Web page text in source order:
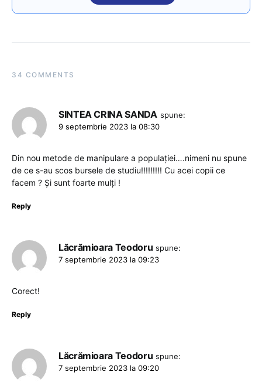
34 COMMENTS
SINTEA CRINA SANDA spune:
9 septembrie 2023 la 08:30
Din nou metode de manipulare a populației….nimeni nu spune
de ce s-au scos bursele de studiu!!!!!!!!! Cu acei copii ce
facem ? Și sunt foarte mulți !
Reply
Lăcrămioara Teodoru spune:
7 septembrie 2023 la 09:23
Corect!
Reply
Lăcrămioara Teodoru spune:
7 septembrie 2023 la 09:20